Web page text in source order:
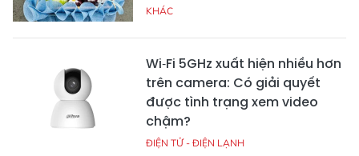
KHÁC
Wi‑Fi 5GHz xuất hiện nhiều hơn
trên camera: Có giải quyết
được tình trạng xem video
chậm?
ĐIỆN TỬ - ĐIỆN LẠNH